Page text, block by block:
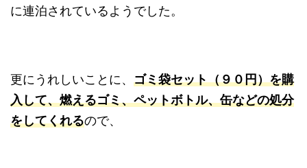
に連泊されているようでした。
更にうれしいことに、 ゴミ袋セット（９０円）を購
入して、燃えるゴミ、ペットボトル、缶などの処分
をしてくれるので、